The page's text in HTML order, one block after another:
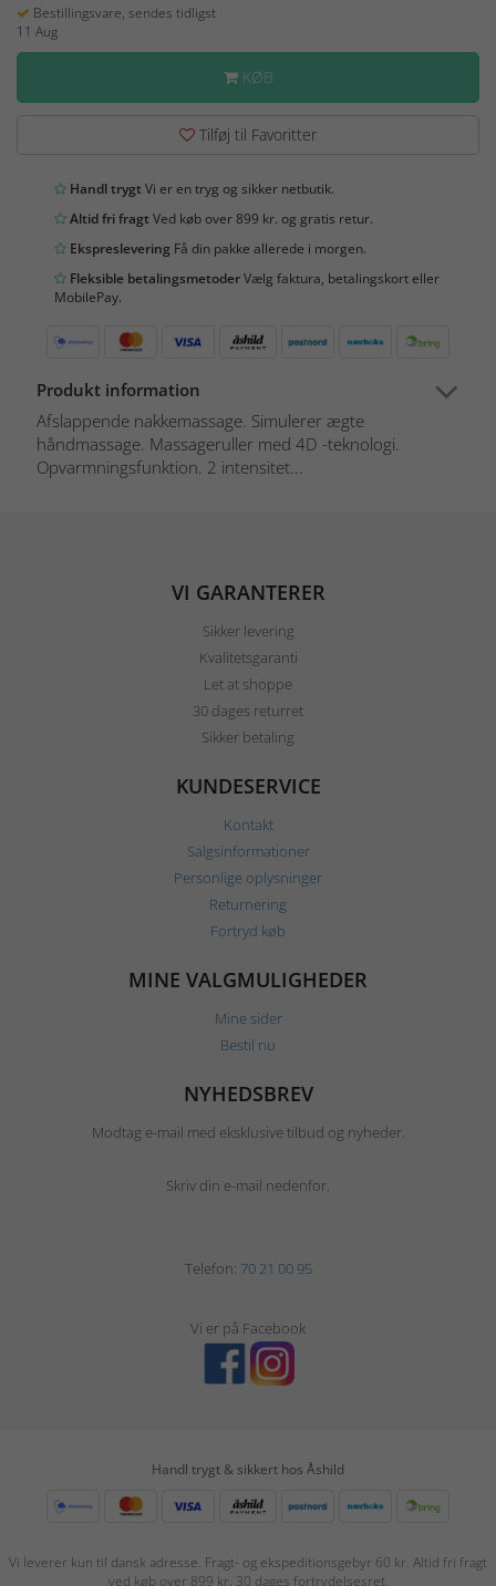
Bestillingsvare, sendes tidligst
11 Aug
KØB
Tilføj til Favoritter
Handl trygtVi er en tryg og sikker netbutik.
Altid fri fragtVed køb over 899 kr. og gratis retur.
Ekspreslevering Få din pakke allerede i morgen.
Fleksible betalingsmetoderVælg faktura, betalingskort eller
MobilePay.
Produkt information
Afslappende nakkemassage. Simulerer ægte
håndmassage. Massageruller med 4D -teknologi.
Opvarmningsfunktion. 2 intensitet...
VI GARANTERER
Sikker levering
Kvalitetsgaranti
Let at shoppe
30 dages returret
Sikker betaling
KUNDESERVICE
Kontakt
Salgsinformationer
Personlige oplysninger
Returnering
Fortryd køb
MINE VALGMULIGHEDER
Mine sider
Bestil nu
NYHEDSBREV
Modtag e-mail med eksklusive tilbud og nyheder.
Skriv din e-mail nedenfor.
Telefon: 70 21 00 95
Vi er på Facebook
Handl trygt & sikkert hos Åshild
Vi leverer kun til dansk adresse. Fragt- og ekspeditionsgebyr 60 kr. Altid fri fragt
ved køb over 899 kr. 30 dages fortrydelsesret.